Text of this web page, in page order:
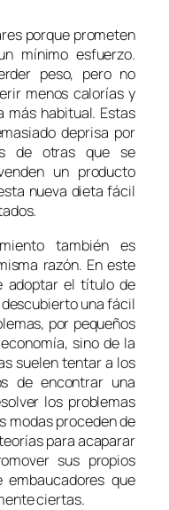
porque prometen
mínimo esfuerzo.
peso, pero no
menos calorías y
más habitual. Estas
deprisa por
de otras que se
un producto
nueva dieta fácil
también es
razón. En este
adoptar el título de
una fácil
por pequeños
sino de la
suelen tentar a los
de encontrar una
los problemas
modas proceden de
para acaparar
sus propios
que
ciertas.